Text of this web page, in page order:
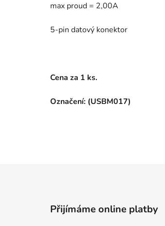
max proud = 2,00A
5-pin datový konektor
Cena za 1 ks.
Označení: (USBM017)
Přijímáme online platby